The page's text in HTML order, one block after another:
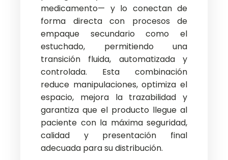
medicamento— y lo conectan de
forma directa con procesos de
empaque secundario como el
estuchado, permitiendo una
transición fluida, automatizada y
controlada. Esta combinación
reduce manipulaciones, optimiza el
espacio, mejora la trazabilidad y
garantiza que el producto llegue al
paciente con la máxima seguridad,
calidad y presentación final
adecuada para su distribución.